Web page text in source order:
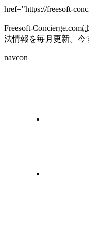
href="https://freesoft-
Freesoft-
法情報を毎月更新。今
navcon